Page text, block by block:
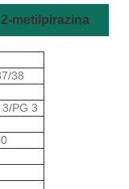
metilpirazina
38
PG 3